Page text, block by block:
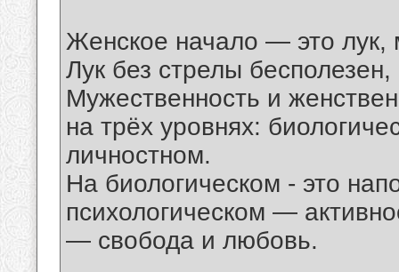
Женское начало — это
Лук без стрелы
Мужественность и
на трёх уровнях:
личностном.
На биологическом - это
психологическом —
— свобода и любовь.